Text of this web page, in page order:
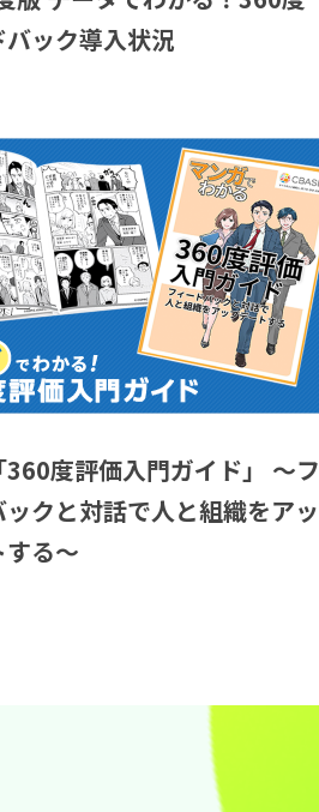
バック導入状況
度評価入門ガイド」 ～フ
ックと対話で人と組織をアッ
する～